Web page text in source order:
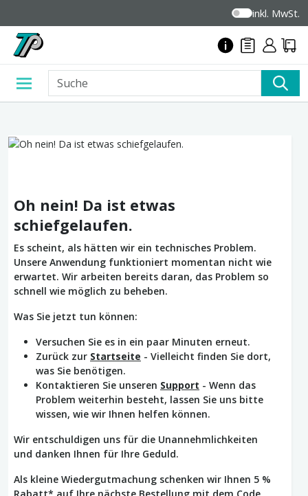
inkl. MwSt.
Oh nein! Da ist etwas
schiefgelaufen.
Es scheint, als hätten wir ein technisches Problem.
Unsere Anwendung funktioniert momentan nicht wie
erwartet. Wir arbeiten bereits daran, das Problem so
schnell wie möglich zu beheben.
Was Sie jetzt tun können:
Versuchen Sie es in ein paar Minuten erneut.
Zurück zur Startseite - Vielleicht finden Sie dort,
was Sie benötigen.
Kontaktieren Sie unseren Support - Wenn das
Problem weiterhin besteht, lassen Sie uns bitte
wissen, wie wir Ihnen helfen können.
Wir entschuldigen uns für die Unannehmlichkeiten
und danken Ihnen für Ihre Geduld.
Als kleine Wiedergutmachung schenken wir Ihnen 5 %